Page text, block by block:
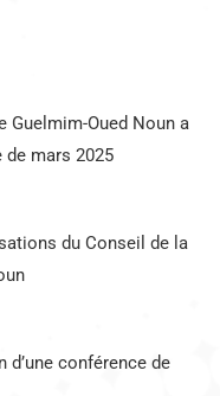
Guelmim-Oued Noun a
mars 2025
du Conseil de la
d’une conférence de